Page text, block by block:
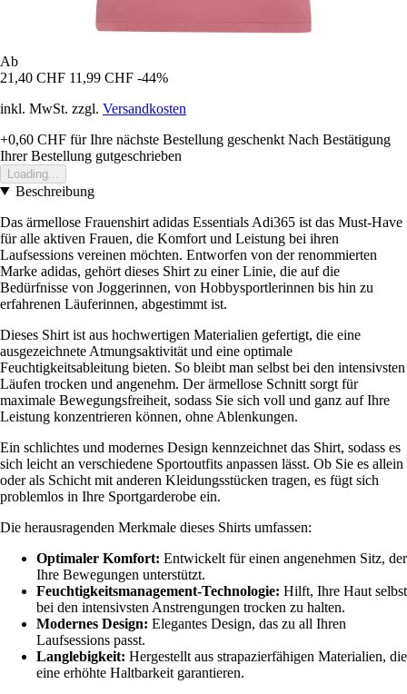
Ab
21,40 CHF 11,99 CHF -44%
inkl. MwSt. zzgl. Versandkosten
+0,60 CHF für Ihre nächste Bestellung geschenkt Nach Bestätigung
Ihrer Bestellung gutgeschrieben
Loading...
Beschreibung
Das ärmellose Frauenshirt adidas Essentials Adi365 ist das Must-Have
für alle aktiven Frauen, die Komfort und Leistung bei ihren
Laufsessions vereinen möchten. Entworfen von der renommierten
Marke adidas, gehört dieses Shirt zu einer Linie, die auf die
Bedürfnisse von Joggerinnen, von Hobbysportlerinnen bis hin zu
erfahrenen Läuferinnen, abgestimmt ist.
Dieses Shirt ist aus hochwertigen Materialien gefertigt, die eine
ausgezeichnete Atmungsaktivität und eine optimale
Feuchtigkeitsableitung bieten. So bleibt man selbst bei den intensivsten
Läufen trocken und angenehm. Der ärmellose Schnitt sorgt für
maximale Bewegungsfreiheit, sodass Sie sich voll und ganz auf Ihre
Leistung konzentrieren können, ohne Ablenkungen.
Ein schlichtes und modernes Design kennzeichnet das Shirt, sodass es
sich leicht an verschiedene Sportoutfits anpassen lässt. Ob Sie es allein
oder als Schicht mit anderen Kleidungsstücken tragen, es fügt sich
problemlos in Ihre Sportgarderobe ein.
Die herausragenden Merkmale dieses Shirts umfassen:
Optimaler Komfort: Entwickelt für einen angenehmen Sitz, der
Ihre Bewegungen unterstützt.
Feuchtigkeitsmanagement-Technologie: Hilft, Ihre Haut selbst
bei den intensivsten Anstrengungen trocken zu halten.
Modernes Design: Elegantes Design, das zu all Ihren
Laufsessions passt.
Langlebigkeit: Hergestellt aus strapazierfähigen Materialien, die
eine erhöhte Haltbarkeit garantieren.